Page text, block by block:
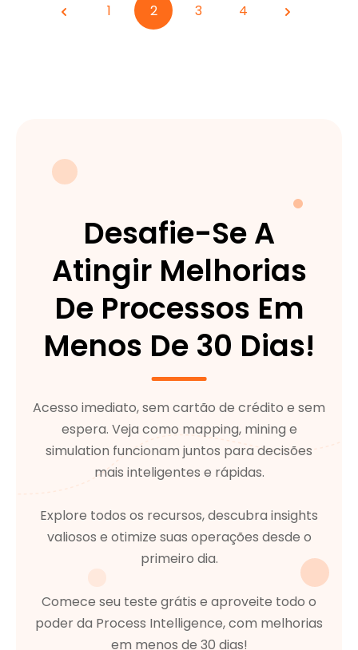
Anterior
1 2 3 4
Próximo
Desafie-Se A
Atingir Melhorias
De Processos Em
Menos De 30 Dias!
Acesso imediato, sem cartão de crédito e sem
espera. Veja como mapping, mining e
simulation funcionam juntos para decisões
mais inteligentes e rápidas.
Explore todos os recursos, descubra insights
valiosos e otimize suas operações desde o
primeiro dia.
Comece seu teste grátis e aproveite todo o
poder da Process Intelligence, com melhorias
em menos de 30 dias!